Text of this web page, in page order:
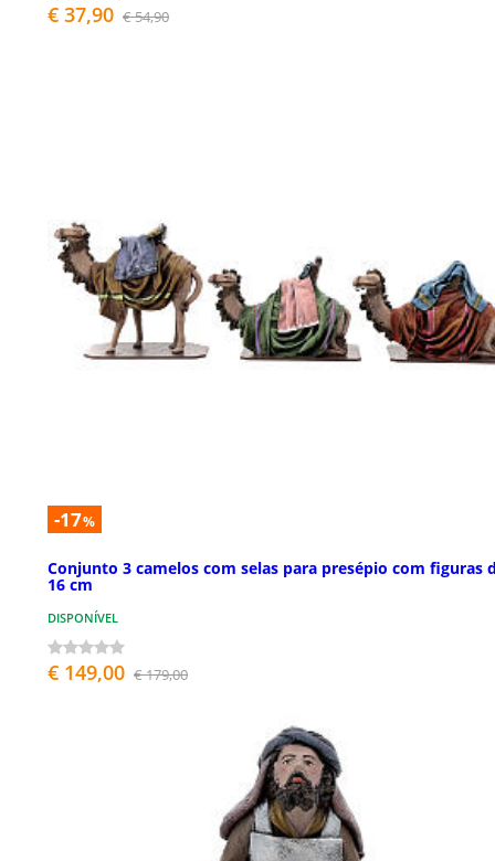
€ 37,90 € 54,90
-17%
Conjunto 3 camelos com selas para presépio com figuras
16 cm
DISPONÍVEL
€ 149,00 € 179,00